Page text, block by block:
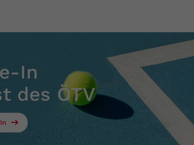
In
des ÖTV